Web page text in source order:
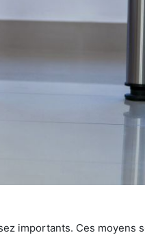
importants. Ces moyens